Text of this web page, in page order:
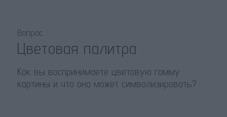
Вопрос
Цветовая палитра
Как вы воспринимаете цветовую гамму
картины и что она может символизировать?